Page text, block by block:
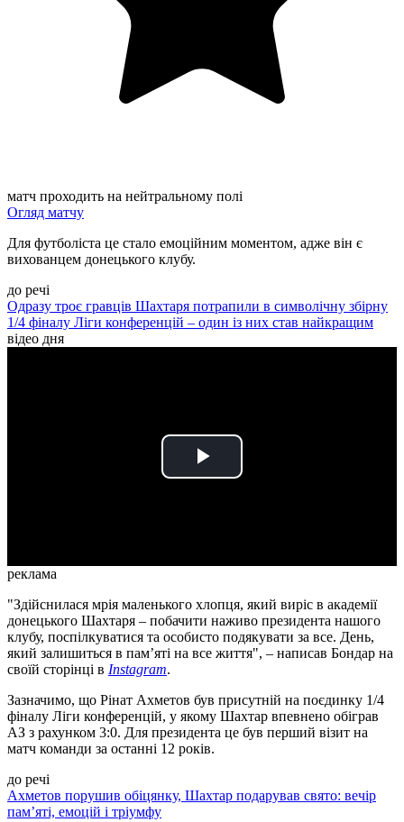
матч проходить на нейтральному полі
Огляд матчу
Для футболіста це стало емоційним моментом, адже він є
вихованцем донецького клубу.
до речі
Одразу троє гравців Шахтаря потрапили в символічну збірну
1/4 фіналу Ліги конференцій – один із них став найкращим
відео дня
Play
реклама
"Здійснилася мрія маленького хлопця, який виріс в академії
донецького Шахтаря – побачити наживо президента нашого
клубу, поспілкуватися та особисто подякувати за все. День,
який залишиться в пам’яті на все життя", – написав Бондар на
своїй сторінці в Instagram.
Зазначимо, що Рінат Ахметов був присутній на поєдинку 1/4
фіналу Ліги конференцій, у якому Шахтар впевнено обіграв
АЗ з рахунком 3:0. Для президента це був перший візит на
матч команди за останні 12 років.
до речі
Ахметов порушив обіцянку, Шахтар подарував свято: вечір
пам’яті, емоцій і тріумфу